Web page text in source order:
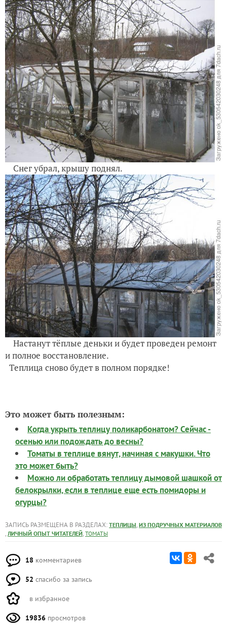
Снег убрал, крышу поднял.
Настанут тёплые деньки и будет проведен ремонт
и полное восстановление.
Теплица сново будет в полном порядке!
Это может быть полезным:
Когда укрыть теплицу поликарбонатом? Сейчас -
осенью или подождать до весны?
Томаты в теплице вянут, начиная с макушки. Что
это может быть?
Можно ли обработать теплицу дымовой шашкой от
белокрылки, если в теплице еще есть помидоры и
огурцы?
ЗАПИСЬ РАЗМЕЩЕНА В РАЗДЕЛАХ: ТЕПЛИЦЫ, ИЗ ПОДРУЧНЫХ МАТЕРИАЛОВ
, ЛИЧНЫЙ ОПЫТ ЧИТАТЕЛЕЙ, ТОМАТЫ
18 комментариев
52 спасибо за запись
в избранное
19836 просмотров